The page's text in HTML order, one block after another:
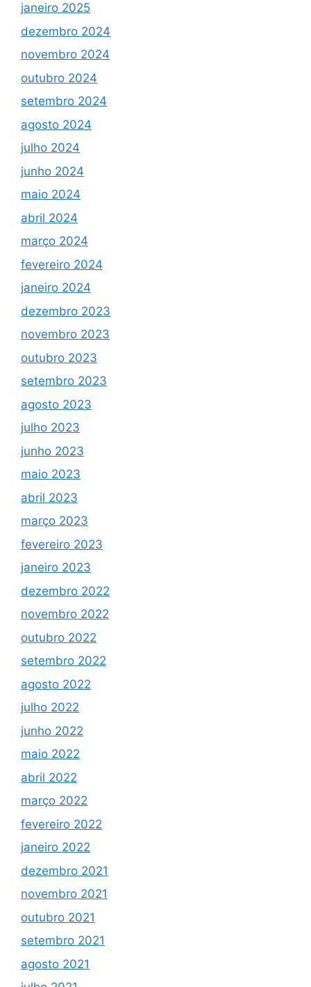
janeiro 2025
dezembro 2024
novembro 2024
outubro 2024
setembro 2024
agosto 2024
julho 2024
junho 2024
maio 2024
abril 2024
março 2024
fevereiro 2024
janeiro 2024
dezembro 2023
novembro 2023
outubro 2023
setembro 2023
agosto 2023
julho 2023
junho 2023
maio 2023
abril 2023
março 2023
fevereiro 2023
janeiro 2023
dezembro 2022
novembro 2022
outubro 2022
setembro 2022
agosto 2022
julho 2022
junho 2022
maio 2022
abril 2022
março 2022
fevereiro 2022
janeiro 2022
dezembro 2021
novembro 2021
outubro 2021
setembro 2021
agosto 2021